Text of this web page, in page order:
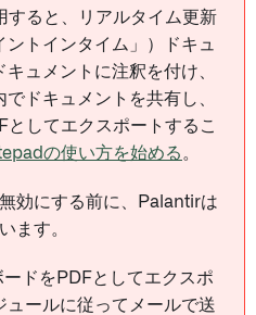
すると、リアルタイム更新
トインタイム」）ドキュ
キュメントに注釈を付け、
ドキュメントを共有し、
としてエクスポートするこ
の使い方を始める 。
効にする前に、Palantirは
ます。
ドをPDFとしてエクスポ
ュールに従ってメールで送